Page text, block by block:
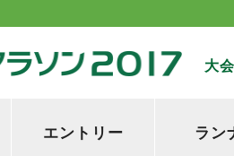
大
エントリー ラン